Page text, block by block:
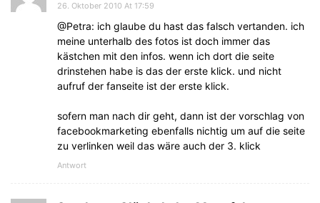
26. Oktober 2010 At 17:59
@Petra: ich glaube du hast das falsch vertanden. ich
meine unterhalb des fotos ist doch immer das
kästchen mit den infos. wenn ich dort die seite
drinstehen habe is das der erste klick. und nicht
aufruf der fanseite ist der erste klick.
sofern man nach dir geht, dann ist der vorschlag von
facebookmarketing ebenfalls nichtig um auf die seite
zu verlinken weil das wäre auch der 3. klick
Antwort